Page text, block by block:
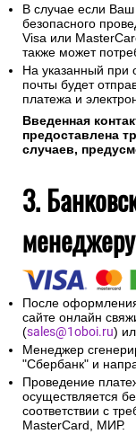
В случае если
безопасного
Visa или
также может
На указанный при
почты будет
платежа и
Введенная
предоставлена
случаев,
3.
менеджеру
После
сайте онлайн
(sales@1oboi.ru)
Менеджер
"Сбербанк" и
Проведение
осуществляется
соответствии с
MasterCard, МИР.